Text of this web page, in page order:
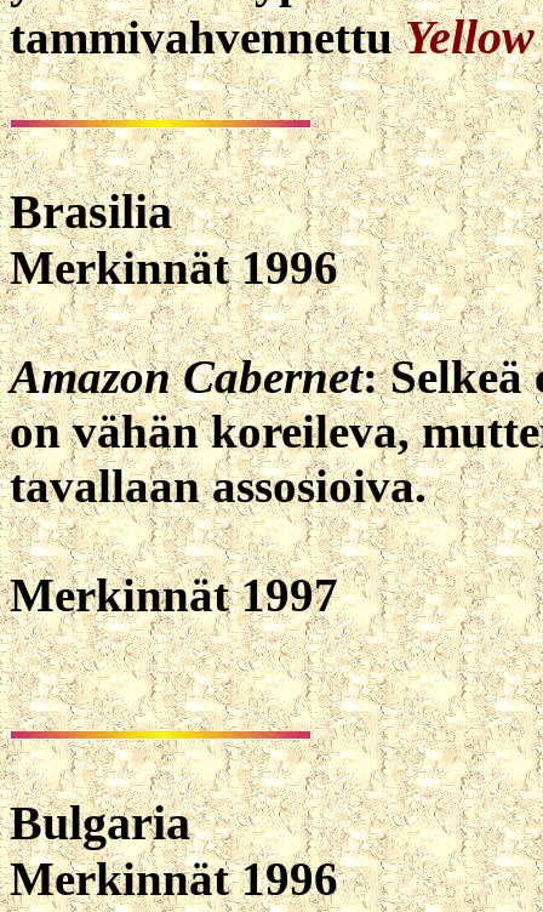
tammivahvennettu
Brasilia
Merkinnät 1996
Amazon Cabernet:
on vähän koreileva,
tavallaan assosioiva.
Merkinnät 1997
Bulgaria
Merkinnät 1996